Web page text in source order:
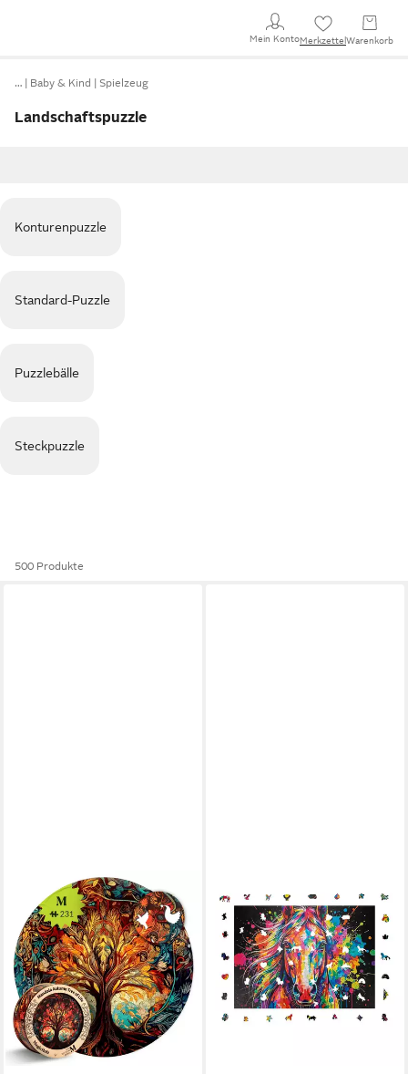
Mein KontoMerkzettel Warenkorb
… Baby & Kind Spielzeug
Landschaftspuzzle
Konturenpuzzle
Standard-Puzzle
Puzzlebälle
Steckpuzzle
500 Produkte